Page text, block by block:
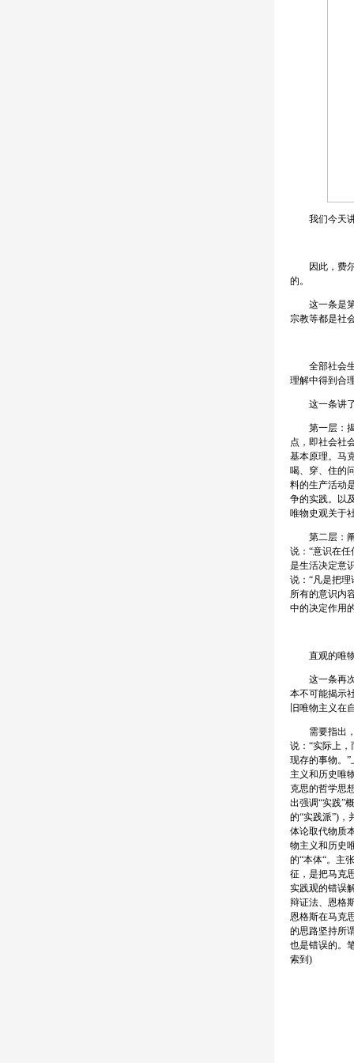
我们今天讲
因此，费尔
的。
这一条是第
宗教等都是社
全部社会生
理解中得到合
这一条讲了
第一层：揭
点，即社会社
基本原理。马
喝、穿、住的
料的生产活动
争的实践。以
唯物史观关于
第二层：阐
说：“意识在
是生活决定意
说：“凡是把
所有的意识内
中的决定作用
直观的唯物
这一条再次
本不可能揭示
旧唯物主义在
需要指出，
说：“实际上
现存的事物。
主义和历史唯
克思的哲学思
出强调“实践”
的“实践派”)，
体论取代物质
物主义和历史
的“本体“。主
征，是把马克
实践观的错误
辩证法、恩格
恩格斯在马克
的思路坚持所
也是错误的。
索到)